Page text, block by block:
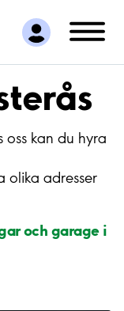
oss kan du hyra
olika adresser
och garage i